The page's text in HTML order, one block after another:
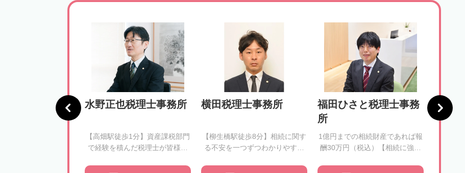
人 いぶき 岡
水野正也税理士事務所
【高畑駅徒歩1分】資産課税部門
で経験を積んだ税理士が皆様の
横田税理士事務所
【柳生橋駅徒歩8分】相続に関す
る不安を一つずつわかりやすく
福田ひさと税理士事務
所
1億円までの相続財産であれば報
酬30万円（税込）【相続に強い
神田
所